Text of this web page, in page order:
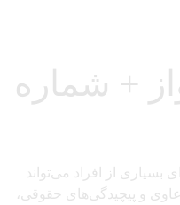
+ شماره
بسیاری از افراد می‌تواند
و پیچیدگی‌های حقوقی،